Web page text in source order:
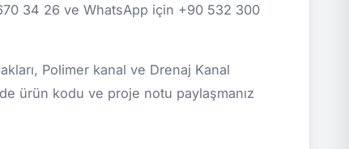
34 26 ve WhatsApp için +90 532 300
Polimer kanal ve Drenaj Kanal
ürün kodu ve proje notu paylaşmanız